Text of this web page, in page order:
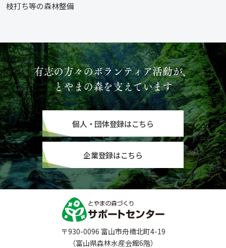
枝打ち等の森林整備
有志の方々のボランティア活動が、
とやまの森を支えています
個人・団体登録はこちら
企業登録はこちら
〒930-0096 富山市舟橋北町4-19
（富山県森林水産会館6階）